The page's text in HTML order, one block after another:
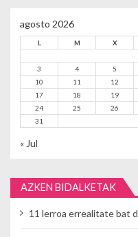
agosto 2026
L M X
3
4 5
10
11 12
17
18 19
24
25 26
31
« Jul
AZKEN BIDALKETAK
11 lerroa errealitate bat